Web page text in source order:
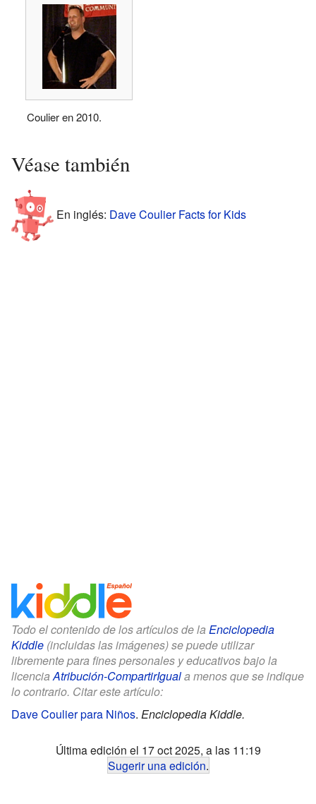
Coulier en 2010.
Véase también
En inglés: Dave Coulier Facts for Kids
Todo el contenido de los artículos de la Enciclopedia
Kiddle (incluidas las imágenes) se puede utilizar
libremente para fines personales y educativos bajo la
licenciaAtribución-CompartirIguala menos que se indique
lo contrario. Citar este artículo:
Dave Coulier para Niños. Enciclopedia Kiddle.
Última edición el 17 oct 2025, a las 11:19
Sugerir una edición.